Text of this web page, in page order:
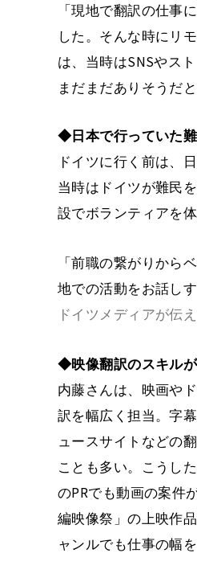
「現地で翻訳の仕事
した。そんな時にリ
は、当時はSNSやス
まだまだありそうだ
◆日本で行っていた
ドイツに行く前は、
当時はドイツが難民
設でボランティアを体
「前職の繋がりから
地での活動をお話し
ドイツメディアが伝
◆映像翻訳のスキル
内藤さんは、映画や
訳を幅広く担当。字
ュースサイトなどの
ことも多い。こうし
のPRでも動画の案件
編映像祭」の上映作
ャンルでも仕事の幅